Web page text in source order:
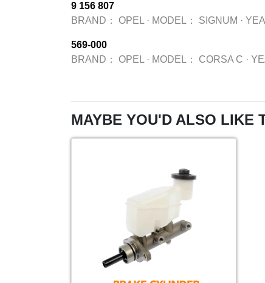
9 156 807
BRAND：
OPEL · MODEL： SIGNUM ·
569-000
BRAND：
OPEL · MODEL： CORSA C ·
MAYBE YOU'D ALSO LIKE